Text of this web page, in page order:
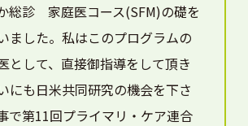
総診 家庭医コース(SFM)の礎を
ました。私はこのプログラムの
として、直接御指導をして頂き
にも日米共同研究の機会を下さ
で第11回プライマリ・ケア連合